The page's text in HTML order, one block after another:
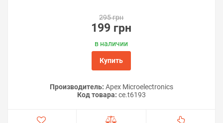
295 грн
199 грн
в наличии
Купить
Производитель: Apex Microelectronics
Код товара: ce.t6193